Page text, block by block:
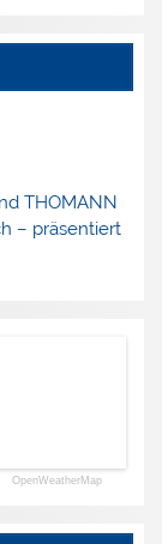
THOMANN
– präsentiert
OpenWeatherMap